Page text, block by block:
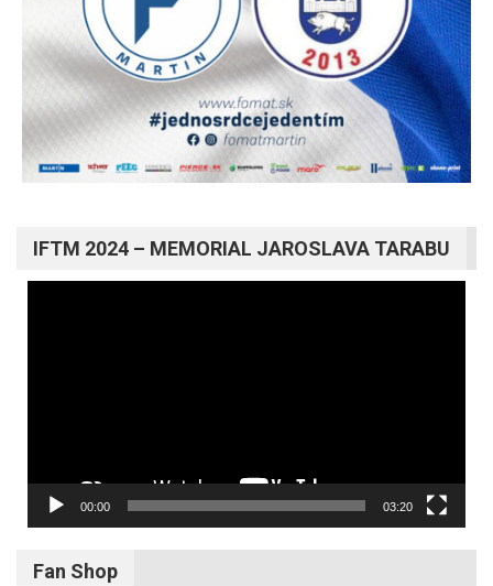
IFTM 2024 – MEMORIAL JAROSLAVA TARABU
00:00 03:20
Fan Shop